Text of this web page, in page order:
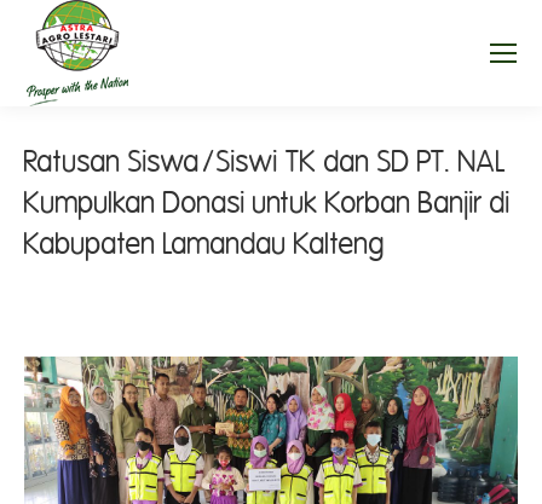
Ratusan Siswa/Siswi TK dan SD PT. NAL
Kumpulkan Donasi untuk Korban Banjir di
Kabupaten Lamandau Kalteng